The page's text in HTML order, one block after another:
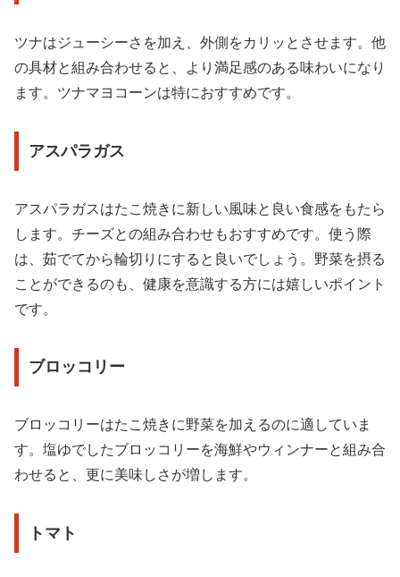
ツナはジューシーさを加え、外側をカリッとさせます。他
の具材と組み合わせると、より満足感のある味わいになり
ます。ツナマヨコーンは特におすすめです。
アスパラガス
アスパラガスはたこ焼きに新しい風味と良い食感をもたら
します。チーズとの組み合わせもおすすめです。使う際
は、茹でてから輪切りにすると良いでしょう。野菜を摂る
ことができるのも、健康を意識する方には嬉しいポイント
です。
ブロッコリー
ブロッコリーはたこ焼きに野菜を加えるのに適していま
す。塩ゆでしたブロッコリーを海鮮やウィンナーと組み合
わせると、更に美味しさが増します。
トマト